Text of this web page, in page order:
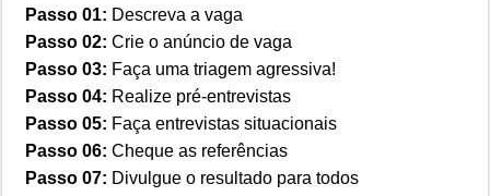
Passo 01: Descreva a vaga
Passo 02: Crie o anúncio de vaga
Passo 03: Faça uma triagem agressiva!
Passo 04: Realize pré-entrevistas
Passo 05: Faça entrevistas situacionais
Passo 06: Cheque as referências
Passo 07: Divulgue o resultado para todos